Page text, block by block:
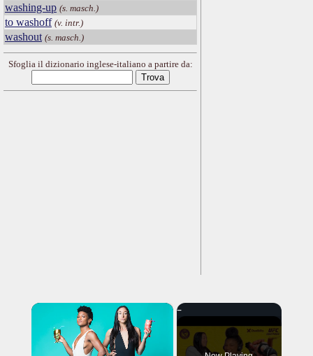
washing-up (s. masch.)
to washoff (v. intr.)
washout (s. masch.)
Sfoglia il dizionario inglese-italiano a partire da:
×